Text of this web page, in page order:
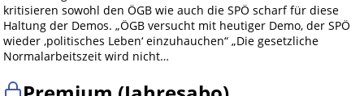
kritisieren sowohl den ÖGB wie auch die SPÖ scharf für diese
Haltung der Demos. „ÖGB versucht mit heutiger Demo, der SPÖ
wieder ‚politisches Leben‘ einzuhauchen“ „Die gesetzliche
Normalarbeitszeit wird nicht…